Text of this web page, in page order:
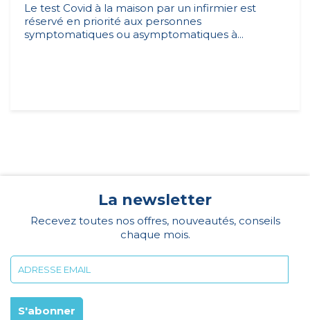
Le test Covid à la maison par un infirmier est
réservé en priorité aux personnes
symptomatiques ou asymptomatiques à...
La newsletter
Recevez toutes nos offres, nouveautés, conseils
chaque mois.